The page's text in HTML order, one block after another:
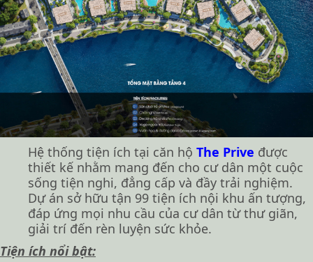
Hệ thống tiện ích tại căn hộ The Prive được
thiết kế nhằm mang đến cho cư dân một cuộc
sống tiện nghi, đẳng cấp và đầy trải nghiệm.
Dự án sở hữu tận 99 tiện ích nội khu ấn tượng,
đáp ứng mọi nhu cầu của cư dân từ thư giãn,
giải trí đến rèn luyện sức khỏe.
Tiện ích nổi bật: